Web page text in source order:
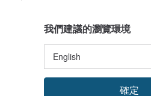
我們建議的瀏覽環境
確定